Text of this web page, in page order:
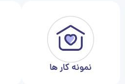
نمونه کار ها